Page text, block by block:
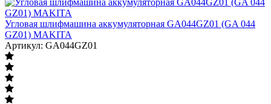
Угловая шлифмашина аккумуляторная GA044GZ01 (GA 044
GZ01) MAKITA
Артикул: GA044GZ01